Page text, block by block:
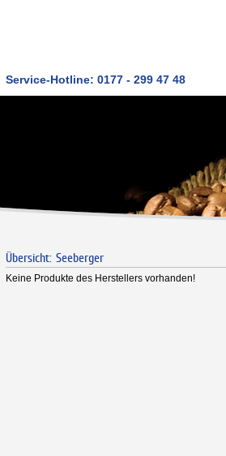
Service-Hotline: 0177 - 299 47 48
Übersicht: Seeberger
Keine Produkte des Herstellers vorhanden!